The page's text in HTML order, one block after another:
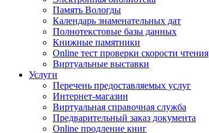
Память Вологды
Календарь знаменательных дат
Полнотекстовые базы данных
Книжные памятники
Online тест проверки скорости чтения
Виртуальные выставки
Услуги
Перечень предоставляемых услуг
Интернет-магазин
Виртуальная справочная служба
Предварительный заказ документа
Online продление книг